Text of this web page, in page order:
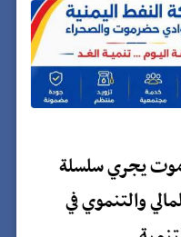
يجري سلسلة
والتنموي في